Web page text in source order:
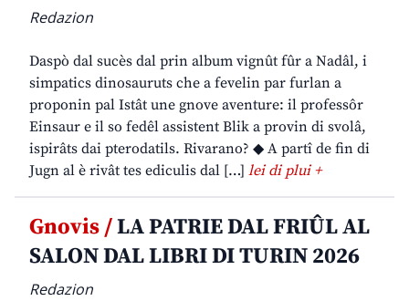
Redazion
Daspò dal sucès dal prin album vignût fûr a Nadâl, i
simpatics dinosauruts che a fevelin par furlan a
proponin pal Istât une gnove aventure: il professôr
Einsaur e il so fedêl assistent Blik a provin di svolâ,
ispirâts dai pterodatils. Rivarano? ◆ A partî de fin di
Jugn al è rivât tes ediculis dal […] lei di plui +
Gnovis /LA PATRIE DAL FRIÛL AL
SALON DAL LIBRI DI TURIN 2026
Redazion